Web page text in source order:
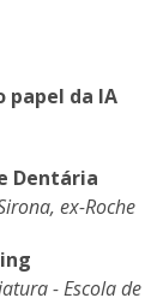
papel da IA
Dentária
ex-Roche
- Escola de